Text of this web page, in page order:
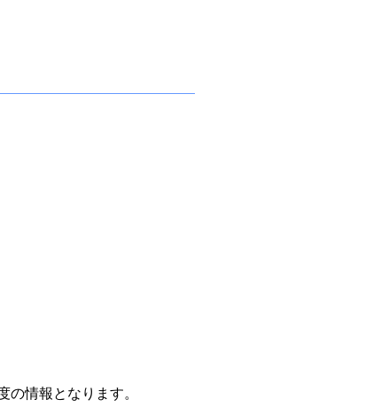
情報となります。